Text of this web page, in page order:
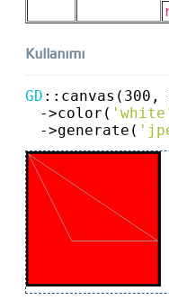
Kullanımı
GD :: canvas(300,
->color(
->generate(